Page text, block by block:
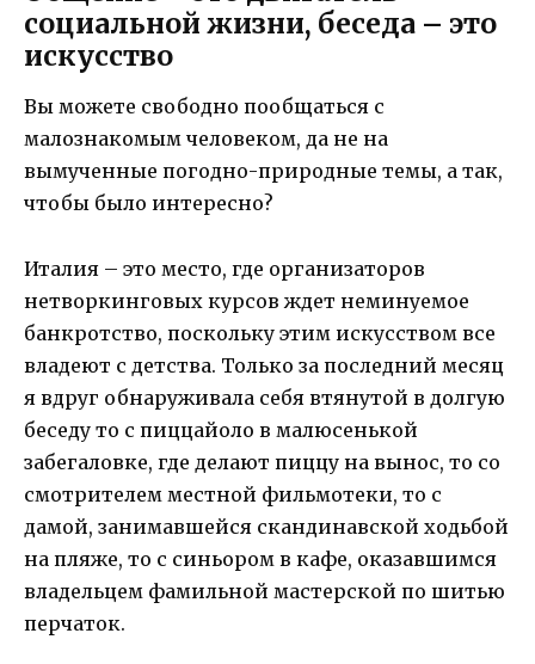
социальной жизни, беседа – это
искусство
Вы можете свободно пообщаться с
малознакомым человеком, да не на
вымученные погодно-природные темы, а так,
чтобы было интересно?
Италия – это место, где организаторов
нетворкинговых курсов ждет неминуемое
банкротство, поскольку этим искусством все
владеют с детства. Только за последний месяц
я вдруг обнаруживала себя втянутой в долгую
беседу то с пиццайоло в малюсенькой
забегаловке, где делают пиццу на вынос, то со
смотрителем местной фильмотеки, то с
дамой, занимавшейся скандинавской ходьбой
на пляже, то с синьором в кафе, оказавшимся
владельцем фамильной мастерской по шитью
перчаток.